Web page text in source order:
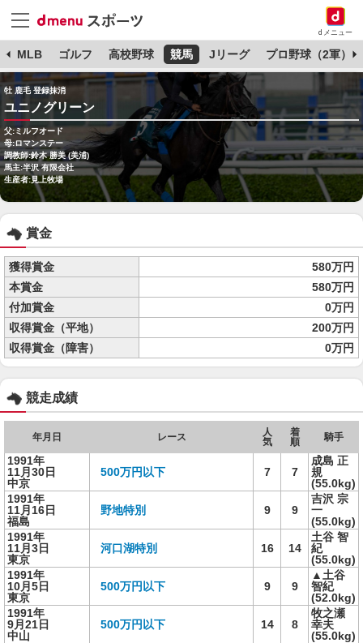
dメニュー
MLB ゴルフ 高校野球 競馬 Jリーグ プロ野球（2軍）
牡 鹿毛 登録抹消
ユニノグリーン
父:ミルフオード
母:ロマンステー
調教師:鈴木 勝美 (美浦)
馬主:半沢 有限会社
生産者:見上牧場
賞金
獲得賞金
580万円
本賞金
580万円
付加賞金
0万円
収得賞金（平地）
200万円
収得賞金（障害）
0万円
競走成績
年月日 レース
人
気
着
順
騎手
1991年
11月30日
中京
500万円以下 7 7
成島 正
規
(55.0kg)
1991年
11月16日
福島
野地特別 9 9
吉沢 宗
一
(55.0kg)
1991年
11月3日
東京
河口湖特別 16 14
土谷 智
紀
(55.0kg)
1991年
10月5日
東京
500万円以下 9 9
▲土谷
智紀
(52.0kg)
1991年
9月21日
中山
500万円以下 14 8
牧之瀬
幸夫
(55.0kg)